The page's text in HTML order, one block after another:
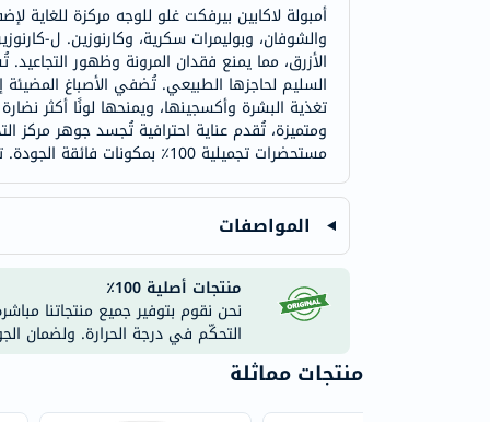
أمبولة لاكابين بيرفكت غلو للوجه مركزة
والشوفان، وبوليمرات سكرية، وكارنوزين. ل-
الأزرق، مما يمنع فقدان المرونة وظهور
السليم لحاجزها الطبيعي. تُضفي الأصباغ
تغذية البشرة وأكسجينها، ويمنحها لونًا أكثر
ومتميزة، تُقدم عناية احترافية تُجسد جوهر
مستحضرات تجميلية 100٪ بمكونات فائقة الجودة. تضمن العلامة التجارية مستحضرات تجميل مسؤولة ومستدامة، مع ضمان نضارتها وجودتها.
المواصفات
منتجات أصلية 100٪
نحن نقوم بتوفير جميع منتجاتنا
التحكّم في درجة الحرارة. ولضمان
منتجات مماثلة